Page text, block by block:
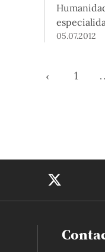
PUCP
DAAD
05.07.2012
‹ 1